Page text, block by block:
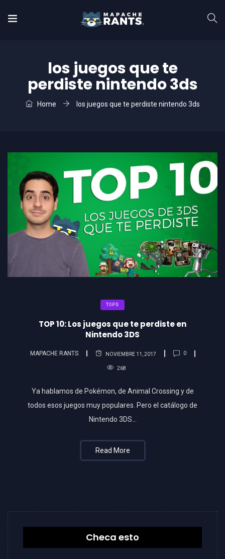
los juegos que te
perdiste nintendo 3ds
Home los juegos que te perdiste nintendo 3ds
TOPS
TOP 10: Los juegos que te perdiste en
Nintendo 3DS
MAPACHE RANTS NOVIEMBRE 11, 2017 0
268
Ya hablamos de Pokémon, de Animal Crossing y de
todos esos juegos muy populares. Pero el catálogo de
Nintendo 3DS…
Read More
Checa esto